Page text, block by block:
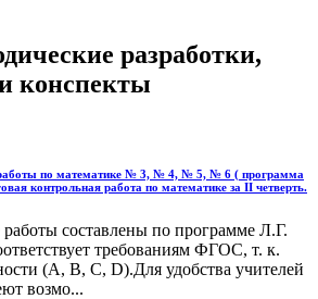
разработки,
конспекты
работы по математике № 3, № 4, № 5, № 6 ( программа
контрольная работа по математике за II четверть.
составлены по программе Л.Г.
требованиям ФГОС, т. к.
(А, В, С, D).Для удобства учителей
возмо...